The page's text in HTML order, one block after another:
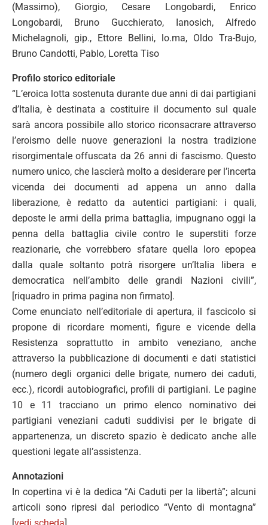
(Massimo), Giorgio, Cesare Longobardi, Enrico
Longobardi, Bruno Gucchierato, Ianosich, Alfredo
Michelagnoli, gip., Ettore Bellini, lo.ma, Oldo Tra-Bujo,
Bruno Candotti, Pablo, Loretta Tiso
Profilo storico editoriale
“L’eroica lotta sostenuta durante due anni di dai partigiani
d’Italia, è destinata a costituire il documento sul quale
sarà ancora possibile allo storico riconsacrare attraverso
l’eroismo delle nuove generazioni la nostra tradizione
risorgimentale offuscata da 26 anni di fascismo. Questo
numero unico, che lascierà molto a desiderare per l’incerta
vicenda dei documenti ad appena un anno dalla
liberazione, è redatto da autentici partigiani: i quali,
deposte le armi della prima battaglia, impugnano oggi la
penna della battaglia civile contro le superstiti forze
reazionarie, che vorrebbero sfatare quella loro epopea
dalla quale soltanto potrà risorgere un’Italia libera e
democratica nell’ambito delle grandi Nazioni civili”,
[riquadro in prima pagina non firmato].
Come enunciato nell’editoriale di apertura, il fascicolo si
propone di ricordare momenti, figure e vicende della
Resistenza soprattutto in ambito veneziano, anche
attraverso la pubblicazione di documenti e dati statistici
(numero degli organici delle brigate, numero dei caduti,
ecc.), ricordi autobiografici, profili di partigiani. Le pagine
10 e 11 tracciano un primo elenco nominativo dei
partigiani veneziani caduti suddivisi per le brigate di
appartenenza, un discreto spazio è dedicato anche alle
questioni legate all’assistenza.
Annotazioni
In copertina vi è la dedica “Ai Caduti per la libertà”; alcuni
articoli sono ripresi dal periodico “Vento di montagna”
[vedi scheda].